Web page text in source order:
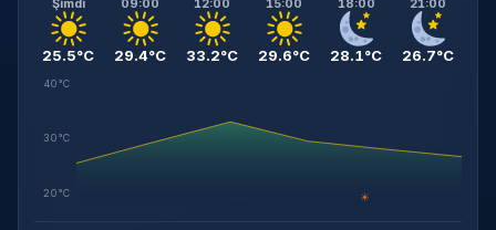
25.5°C 29.4°C 33.2°C 29.6°C 28.1°C 26.7°C
40°C
30°C
20°C ☀